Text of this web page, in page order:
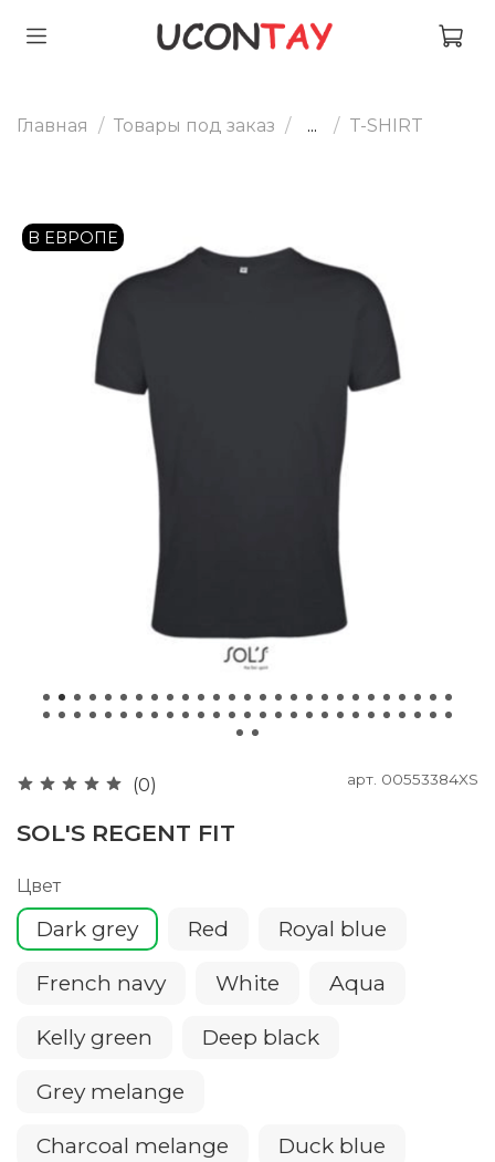
Главная Товары под заказ ... T-SHIRT
В ЕВРОПЕ
(0) арт. 00553384XS
SOL'S REGENT FIT
Цвет
Dark grey Red Royal blue
French navy White Aqua
Kelly green Deep black
Grey melange
Charcoal melange Duck blue